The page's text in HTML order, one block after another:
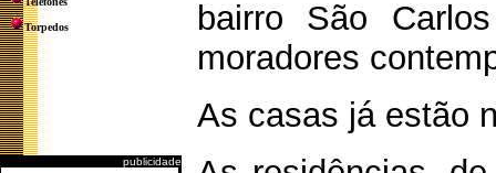
Torpedos
publicidade
bairro São
moradores
As casas já estão